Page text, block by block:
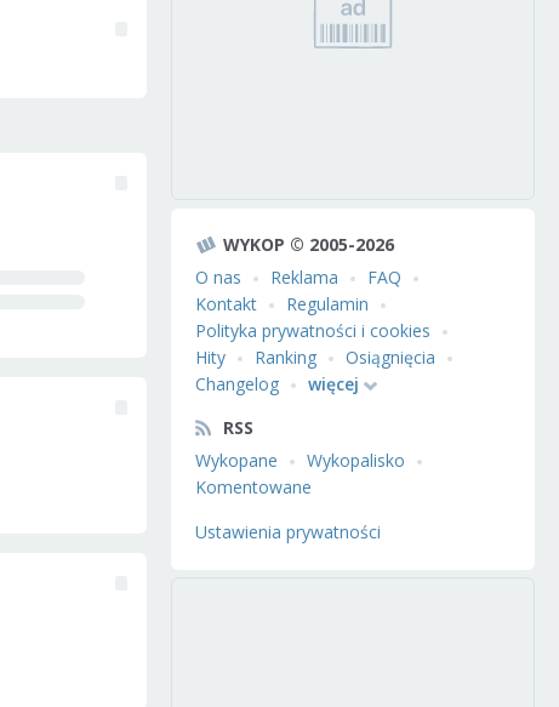
WYKOP © 2005-2026
O nas
Reklama
FAQ
Kontakt
Regulamin
Polityka prywatności i cookies
Hity
Ranking
Osiągnięcia
Changelog
więcej
RSS
Wykopane
Wykopalisko
Komentowane
Ustawienia prywatności